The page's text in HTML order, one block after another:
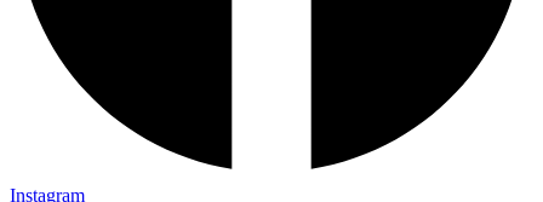
Instagram